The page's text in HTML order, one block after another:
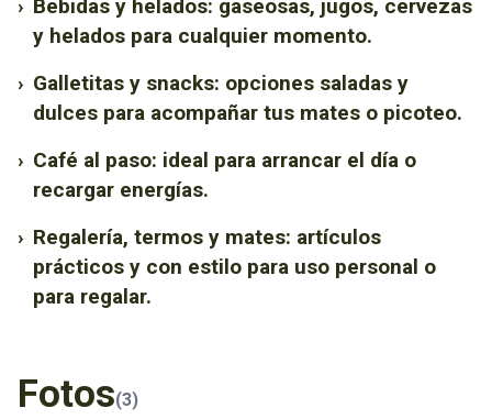
› Bebidas y helados: gaseosas, jugos, cervezas
y helados para cualquier momento.
› Galletitas y snacks: opciones saladas y
dulces para acompañar tus mates o picoteo.
› Café al paso: ideal para arrancar el día o
recargar energías.
› Regalería, termos y mates: artículos
prácticos y con estilo para uso personal o
para regalar.
Fotos(3)